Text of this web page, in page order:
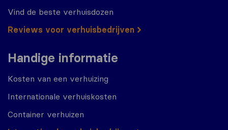
Vind de beste verhuisdozen
Reviews voor verhuisbedrijven
Handige informatie
Kosten van een verhuizing
Internationale verhuiskosten
Container verhuizen